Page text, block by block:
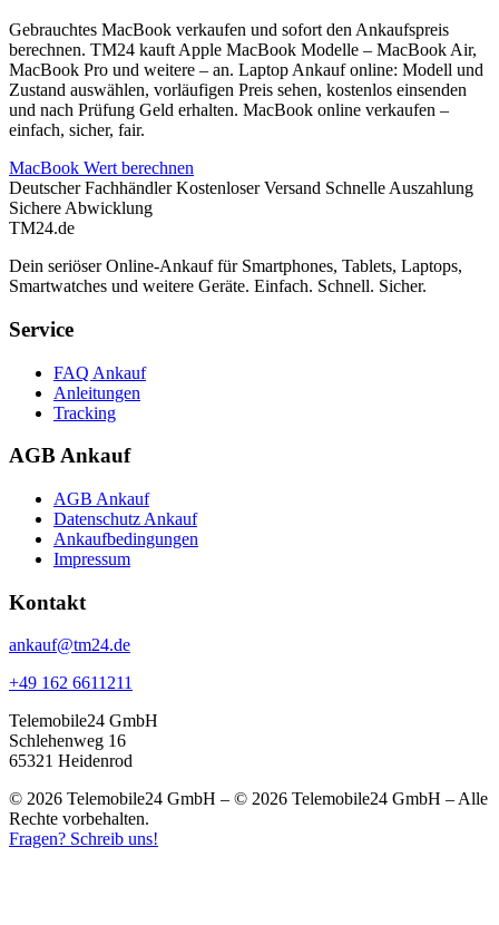
Gebrauchtes MacBook verkaufen und sofort den Ankaufspreis
berechnen. TM24 kauft Apple MacBook Modelle – MacBook Air,
MacBook Pro und weitere – an. Laptop Ankauf online: Modell und
Zustand auswählen, vorläufigen Preis sehen, kostenlos einsenden
und nach Prüfung Geld erhalten. MacBook online verkaufen –
einfach, sicher, fair.
MacBook Wert berechnen
Deutscher Fachhändler Kostenloser Versand Schnelle Auszahlung
Sichere Abwicklung
TM24.de
Dein seriöser Online-Ankauf für Smartphones, Tablets, Laptops,
Smartwatches und weitere Geräte. Einfach. Schnell. Sicher.
Service
FAQ Ankauf
Anleitungen
Tracking
AGB Ankauf
AGB Ankauf
Datenschutz Ankauf
Ankaufbedingungen
Impressum
Kontakt
ankauf@tm24.de
+49 162 6611211
Telemobile24 GmbH
Schlehenweg 16
65321 Heidenrod
© 2026 Telemobile24 GmbH – © 2026 Telemobile24 GmbH – Alle
Rechte vorbehalten.
Fragen? Schreib uns!